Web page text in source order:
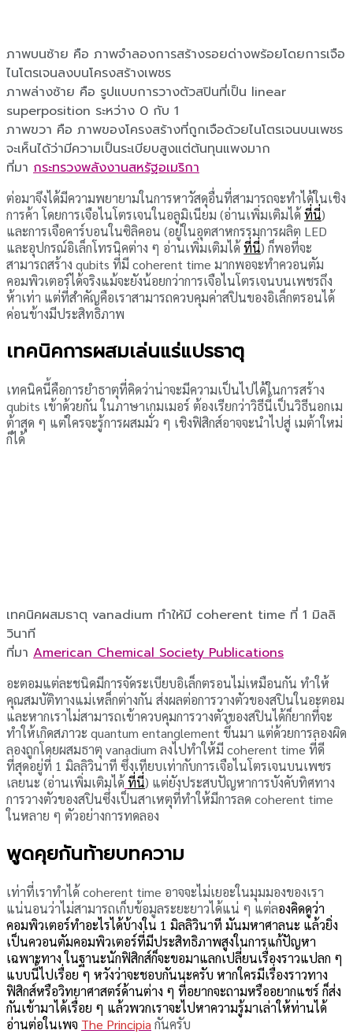
ภาพบนซ้าย คือ ภาพจำลองการสร้างรอยด่างพร้อยโดยการเจือ
ไนโตรเจนลงบนโครงสร้างเพชร
ภาพล่างซ้าย คือ รูปแบบการวางตัวสปินที่เป็น linear
superposition ระหว่าง 0 กับ 1
ภาพขวา คือ ภาพของโครงสร้างที่ถูกเจือด้วยไนโตรเจนบนเพชร
จะเห็นได้ว่ามีความเป็นระเบียบสูงแต่ต้นทุนแพงมาก
ที่มา กระทรวงพลังงานสหรัฐอเมริกา
ต่อมาจึงได้มีความพยายามในการหาวัสดุอื่นที่สามารถจะทำได้ในเชิง
การค้า โดยการเจือไนโตรเจนในอลูมิเนียม (อ่านเพิ่มเติมได้ที่นี่)
และการเจือคาร์บอนในซิลิคอน (อยู่ในอุตสาหกรรมการผลิต LED
และอุปกรณ์อิเล็กโทรนิคต่าง ๆ อ่านเพิ่มเติมได้ที่นี่) ก็พอที่จะ
สามารถสร้าง qubits ที่มี coherent time มากพอจะทำควอนตัม
คอมพิวเตอร์ได้จริงแม้จะยังน้อยกว่าการเจือไนโตรเจนบนเพชรถึง
ห้าเท่า แต่ที่สำคัญคือเราสามารถควบคุมค่าสปินของอิเล็กตรอนได้
ค่อนข้างมีประสิทธิภาพ
เทคนิคการผสมเล่นแร่แปรธาตุ
เทคนิคนี้คือการยำธาตุที่คิดว่าน่าจะมีความเป็นไปได้ในการสร้าง
qubits เข้าด้วยกัน ในภาษาเกมเมอร์ ต้องเรียกว่าวิธีนี้เป็นวิธีนอกเม
ต้าสุด ๆ แต่ใครจะรู้การผสมมั่ว ๆ เชิงฟิสิกส์อาจจะนำไปสู่ เมต้าใหม่
ก็ได้
เทคนิคผสมธาตุ vanadium ทำให้มี coherent time ที่ 1 มิลลิ
วินาที
ที่มา American Chemical Society Publications
อะตอมแต่ละชนิดมีการจัดระเบียบอิเล็กตรอนไม่เหมือนกัน ทำให้
คุณสมบัติทางแม่เหล็กต่างกัน ส่งผลต่อการวางตัวของสปินในอะตอม
และหากเราไม่สามารถเข้าควบคุมการวางตัวของสปินได้ก็ยากที่จะ
ทำให้เกิดสภาวะ quantum entanglement ขึ้นมา แต่ด้วยการลองผิด
ลองถูกโดยผสมธาตุ vanadium ลงไปทำให้มี coherent time ที่ดี
ที่สุดอยู่ที่ 1 มิลลิวินาที ซึ่งเทียบเท่ากับการเจือไนโตรเจนบนเพชร
เลยนะ (อ่านเพิ่มเติมได้ ที่นี่) แต่ยังประสบปัญหาการบังคับทิศทาง
การวางตัวของสปินซึ่งเป็นสาเหตุที่ทำให้มีการลด coherent time
ในหลาย ๆ ตัวอย่างการทดลอง
พูดคุยกันท้ายบทความ
เท่าที่เราทำได้ coherent time อาจจะไม่เยอะในมุมมองของเรา
แน่นอนว่าไม่สามารถเก็บข้อมูลระยะยาวได้แน่ ๆ แต่ลองคิดดูว่า
คอมพิวเตอร์ทำอะไรได้บ้างใน 1 มิลลิวินาที มันมหาศาลนะ แล้วยิ่ง
เป็นควอนตัมคอมพิวเตอร์ที่มีประสิทธิภาพสูงในการแก้ปัญหา
เฉพาะทาง ในฐานะนักฟิสิกส์ก็จะขอมาแลกเปลี่ยนเรื่องราวแปลก ๆ
แบบนี้ไปเรื่อย ๆ หวังว่าจะชอบกันนะครับ หากใครมีเรื่องราวทาง
ฟิสิกส์หรือวิทยาศาสตร์ด้านต่าง ๆ ที่อยากจะถามหรืออยากแชร์ ก็ส่ง
กันเข้ามาได้เรื่อย ๆ แล้วพวกเราจะไปหาความรู้มาเล่าให้ท่านได้
อ่านต่อในเพจ The Principia กันครับ